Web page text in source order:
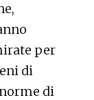
per
di
di